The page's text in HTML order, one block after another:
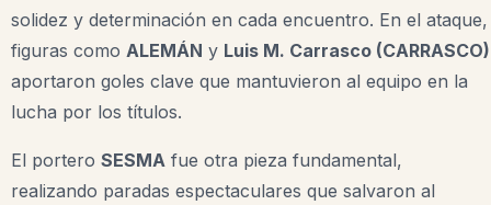
solidez y determinación en cada encuentro. En el ataque,
figuras como ALEMÁN y Luis M. Carrasco (CARRASCO)
aportaron goles clave que mantuvieron al equipo en la
lucha por los títulos.
El portero SESMA fue otra pieza fundamental,
realizando paradas espectaculares que salvaron al